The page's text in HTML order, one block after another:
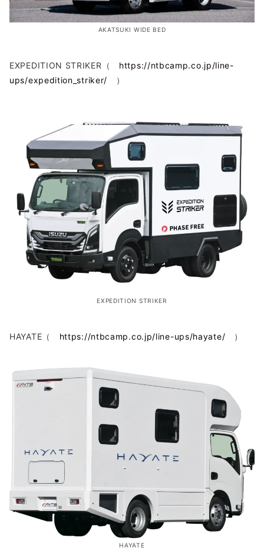
AKATSUKI WIDE BED
EXPEDITION STRIKER（ https://ntbcamp.co.jp/line-
ups/expedition_striker/ ）
EXPEDITION STRIKER
HAYATE（ https://ntbcamp.co.jp/line-ups/hayate/ ）
HAYATE